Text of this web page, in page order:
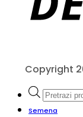
Copyright
search
Semena